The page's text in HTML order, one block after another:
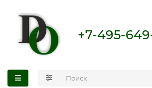
+7-495-